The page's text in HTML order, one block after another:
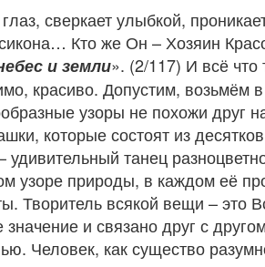
сверкает улыбкой,
Кто же Он – Хозяин
и земли». (2/117) И всё что
красиво. Допустим, возьмём
узоры не похожи друг
которые состоят из
удивительный танец
узоре природы, в каждом её
Творитель всякой вещи –
и связано друг с
Человек, как существо